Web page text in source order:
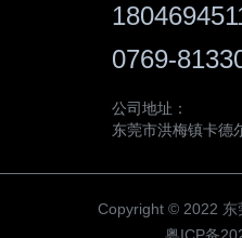
0769-
公司地址：
东莞市洪梅镇卡德
Copyright © 2022 东